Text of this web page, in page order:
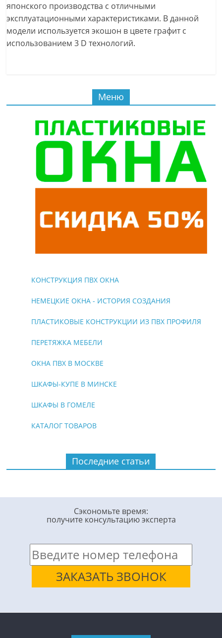
японского производства с отличными
эксплуатационными характеристиками. В данной
модели используется экошон в цвете графит с
использованием 3 D технологий.
Меню
КОНСТРУКЦИЯ ПВХ ОКНА
НЕМЕЦКИЕ ОКНА - ИСТОРИЯ СОЗДАНИЯ
ПЛАСТИКОВЫЕ КОНСТРУКЦИИ ИЗ ПВХ ПРОФИЛЯ
ПЕРЕТЯЖКА МЕБЕЛИ
ОКНА ПВХ В МОСКВЕ
ШКАФЫ-КУПЕ В МИНСКЕ
ШКАФЫ В ГОМЕЛЕ
КАТАЛОГ ТОВАРОВ
Последние статьи
Сэкономьте время:
получите консультацию эксперта